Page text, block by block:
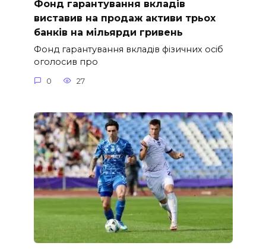
Фонд гарантування вкладів
виставив на продаж активи трьох
банків на мільярди гривень
Фонд гарантування вкладів фізичних осіб
оголосив про
0 27